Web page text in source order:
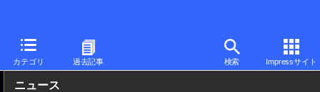
カテゴリ 過去記事 検索 Impressサイト
PC Watch パソコン/タブレット/スマートフォン タブレット
ニュース